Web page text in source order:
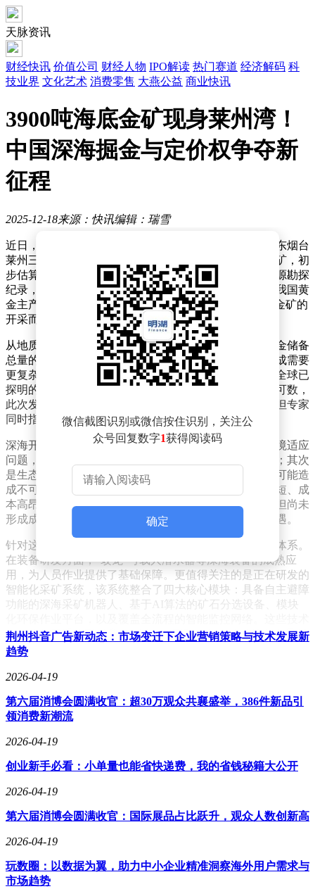
天脉资讯
财经快讯 价值公司 财经人物 IPO解读 热门赛道 经济解码 科
技业界 文化艺术 消费零售 大燕公益 商业快讯
3900吨海底金矿现身莱州湾！
中国深海掘金与定价权争夺新
征程
2025-12-18来源：快讯编辑：瑞雪
近日，一则关于海底黄金储量的消息引发广泛关注：山东烟台
莱州三山岛北部海域被证实蕴藏亚洲最大规模的海底金矿，初
步估算储量达3900吨。这一发现不仅刷新了我国黄金资源勘探
纪录，更可能对全球黄金产业格局产生深远影响。作为我国黄
金主产区之一，烟台"中国金都"的称号或将因这座海底金矿的
开采而更具分量。
从地质勘探数据来看，3900吨的储量相当于我国现有黄金储备
总量的四分之一以上。与陆地矿床相比，海底金矿的形成需要
更复杂的地质运动条件，其赋存环境也更为特殊。目前全球已
探明的海底金属矿床中，黄金储量超过千吨的矿区屈指可数，
此次发现无疑将我国黄金资源开发推向新的战略高度。但专家
同时指出，海底采矿面临的技术挑战远超陆地作业。
深海开采的复杂性主要体现在三个方面：首先是极端环境适应
问题，海水腐蚀性和高压环境对设备材料提出严苛要求；其次
是生态保护压力，海底生态系统脆弱，任何开采活动都可能造
成不可逆影响；最后是作业效率限制，深海作业窗口期短、成
本高昂。尽管澳大利亚、加拿大等国已开展相关试验，但尚未
形成成熟的技术体系，这为我国实现技术突破提供了机遇。
针对这些挑战，我国科研团队已构建起完整的技术攻关体系。
在装备研发方面，"蛟龙"号载人潜水器等深海装备的成熟应
用，为人员作业提供了基础保障。更值得关注的是正在研发的
智能化采矿系统，该系统整合了四大核心模块：具备自主避障
功能的深海采矿机器人、基于AI算法的矿石分选设备、模块
突破将使开采效率提升30%以上，同时将生态扰动控制在最低
水平。
在环境保护领域，科研团队创新性地开发了生物修复技术。通
固化，配合人工珊瑚礁重建技术，能在较短时间内恢复海底生
态功能。实验室数据显示，该技术可使受影响区域的生物多样
黄金定价权的争夺是这场资源发现背后的深层博弈。当前全球
黄金市场仍由伦敦金银市场协会和纽约商品交易所主导定价机
制，但随着中国黄金产量连续多年位居世界首位，市场话语权
1500亿元的战略储备价值，这为推动人民币黄金定价机制改革
要实现定价权突破，需在三个维度持续发力：一是加快上海黄
金交易所国际化进程，吸引更多境外机构参与交易；二是扩大
人民币计价的黄金期货合约规模，提升价格发现功能；三是优
微信截图识别或微信按住识别，关注公
众号回复数字1获得阅读码
确定
荆州抖音广告新动态：市场变迁下企业营销策略与技术发展新
趋势
2026-04-19
第六届消博会圆满收官：超30万观众共襄盛举，386件新品引
领消费新潮流
2026-04-19
创业新手必看：小单量也能省快递费，我的省钱秘籍大公开
2026-04-19
第六届消博会圆满收官：国际展品占比跃升，观众人数创新高
2026-04-19
玩数圈：以数据为翼，助力中小企业精准洞察海外用户需求与
市场趋势